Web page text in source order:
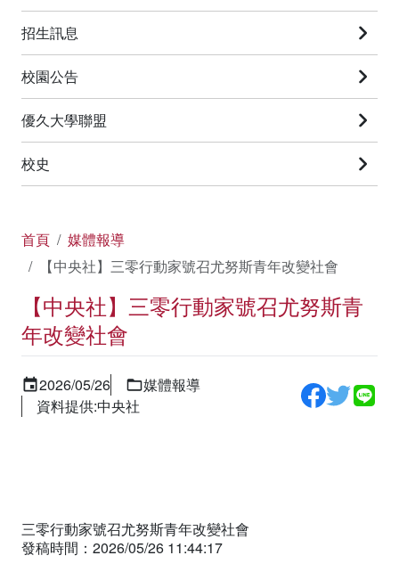
招生訊息
校園公告
優久大學聯盟
校史
首頁
媒體報導
【中央社】三零行動家號召尤努斯青年改變社會
【中央社】三零行動家號召尤努斯青
年改變社會
2026/05/26
媒體報導
資料提供:中央社
三零行動家號召尤努斯青年改變社會
發稿時間：2026/05/26 11:44:17